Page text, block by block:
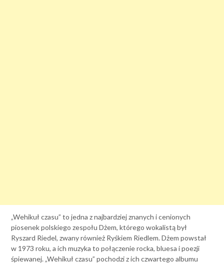
„Wehikuł czasu” to jedna z najbardziej znanych i cenionych
piosenek polskiego zespołu Dżem, którego wokalistą był
Ryszard Riedel, zwany również Ryśkiem Riedlem. Dżem powstał
w 1973 roku, a ich muzyka to połączenie rocka, bluesa i poezji
śpiewanej. „Wehikuł czasu” pochodzi z ich czwartego albumu